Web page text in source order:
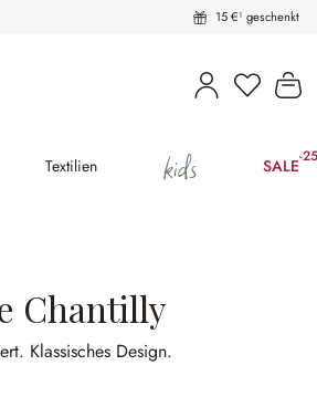
15 €¹ geschenkt
Du hast
Textilien kids SALE-
Chantilly
Klassisches Design.